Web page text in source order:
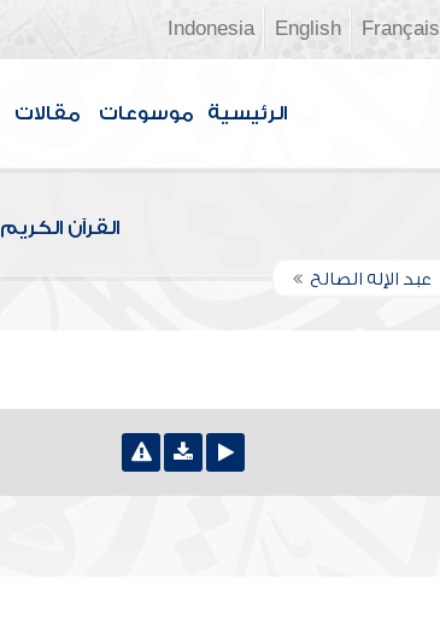
Français
English
Indonesia
الرئيسية موسوعات مقالات
القرآن الكريم
عبد الإله الصالح